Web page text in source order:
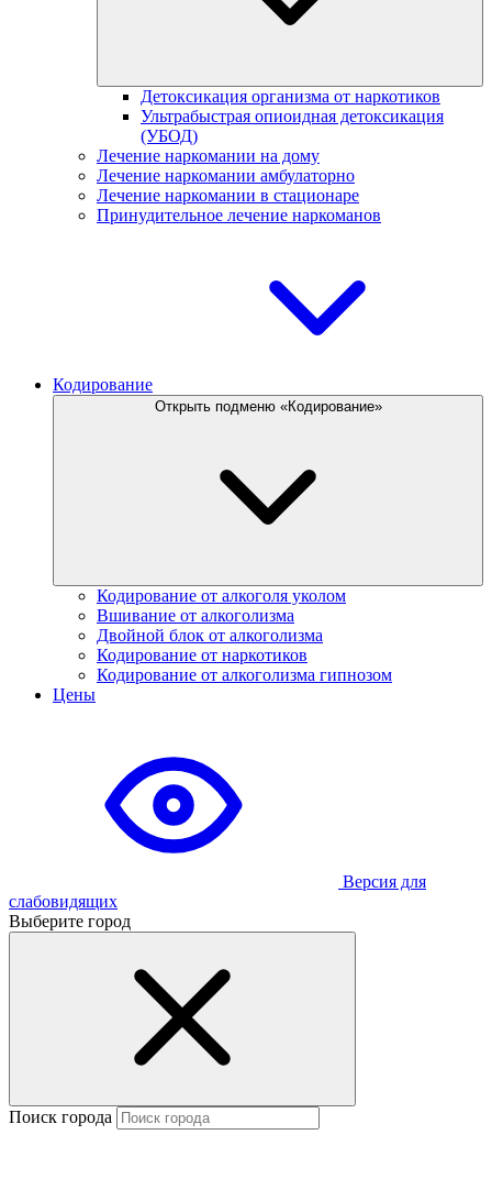
Детоксикация организма от наркотиков
Ультрабыстрая опиоидная детоксикация
(УБОД)
Лечение наркомании на дому
Лечение наркомании амбулаторно
Лечение наркомании в стационаре
Принудительное лечение наркоманов
Кодирование
Открыть подменю «Кодирование»
Кодирование от алкоголя уколом
Вшивание от алкоголизма
Двойной блок от алкоголизма
Кодирование от наркотиков
Кодирование от алкоголизма гипнозом
Цены
Версия для
слабовидящих
Выберите город
Поиск города